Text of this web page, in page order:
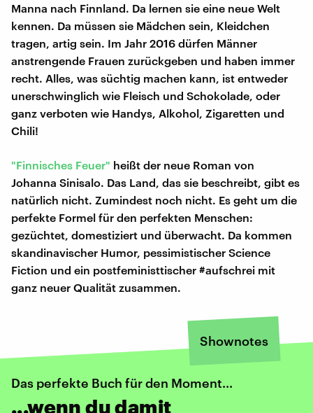
Manna nach Finnland. Da lernen sie eine neue Welt
kennen. Da müssen sie Mädchen sein, Kleidchen
tragen, artig sein. Im Jahr 2016 dürfen Männer
anstrengende Frauen zurückgeben und haben immer
recht. Alles, was süchtig machen kann, ist entweder
unerschwinglich wie Fleisch und Schokolade, oder
ganz verboten wie Handys, Alkohol, Zigaretten und
Chili!
"Finnisches Feuer" heißt der neue Roman von
Johanna Sinisalo. Das Land, das sie beschreibt, gibt es
natürlich nicht. Zumindest noch nicht. Es geht um die
perfekte Formel für den perfekten Menschen:
gezüchtet, domestiziert und überwacht. Da kommen
skandinavischer Humor, pessimistischer Science
Fiction und ein postfeministtischer #aufschrei mit
ganz neuer Qualität zusammen.
Shownotes
Das perfekte Buch für den Moment...
...wenn du damit